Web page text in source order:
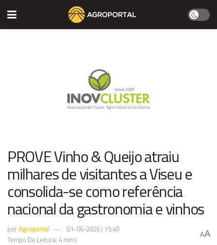
PROVE Vinho & Queijo atraiu
milhares de visitantes a Viseu e
consolida-se como referência
nacional da gastronomia e vinhos
porAgroportal
01-06-2026 | 15:40
Tempo De Leitura: 4 mins
AA